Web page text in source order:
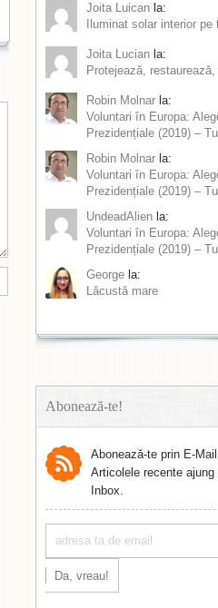
Joita Luican la:
Iluminat solar interior
Joita Lucian la:
Protejează,
Robin Molnar la:
Voluntari în Europa:
Prezidențiale (2019) –
Robin Molnar la:
Voluntari în Europa:
Prezidențiale (2019) –
UndeadAlien la:
Voluntari în Europa:
Prezidențiale (2019) –
George la:
Lăcustă mare
Abonează-te!
Abonează-te prin E-
Articolele recente
Inbox.